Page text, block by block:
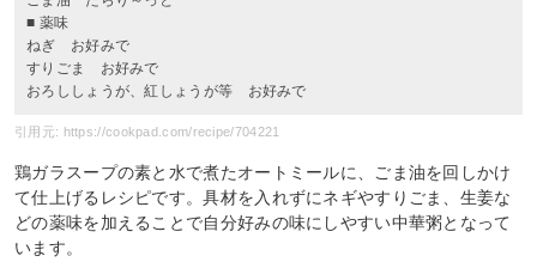
■ 薬味
ねぎ お好みで
すりごま お好みで
おろししょうが、紅しょうが等 お好みで
引用元: https://cookpad.com/recipe/704221
鶏ガラスープの素と水で煮たオートミールに、ごま油を回しかけ
て仕上げるレシピです。具材を入れずにネギやすりごま、生姜な
どの薬味を加えることで自分好みの味にしやすい中華粥となって
います。